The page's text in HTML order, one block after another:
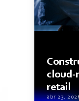
cloud-
retail
abr 23,